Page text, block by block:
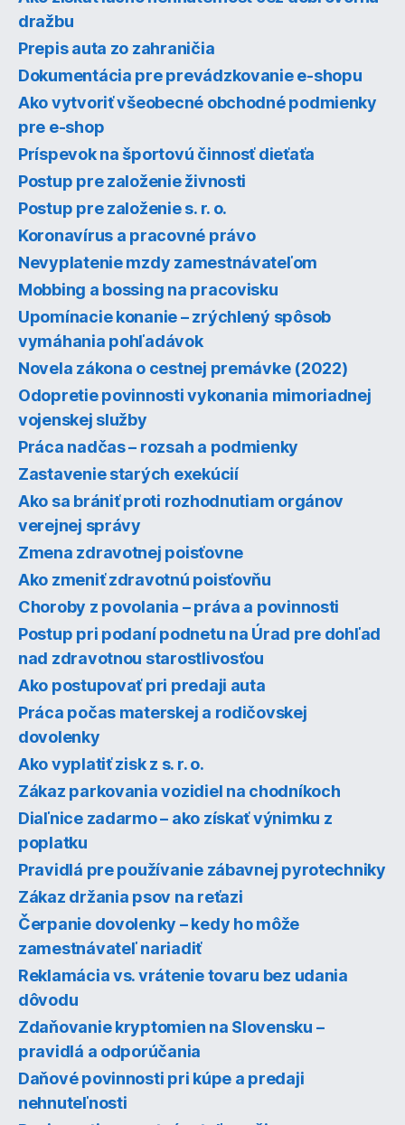
dražbu
Prepis auta zo zahraničia
Dokumentácia pre prevádzkovanie e-shopu
Ako vytvoriť všeobecné obchodné podmienky
pre e-shop
Príspevok na športovú činnosť dieťaťa
Postup pre založenie živnosti
Postup pre založenie s. r. o.
Koronavírus a pracovné právo
Nevyplatenie mzdy zamestnávateľom
Mobbing a bossing na pracovisku
Upomínacie konanie – zrýchlený spôsob
vymáhania pohľadávok
Novela zákona o cestnej premávke (2022)
Odopretie povinnosti vykonania mimoriadnej
vojenskej služby
Práca nadčas – rozsah a podmienky
Zastavenie starých exekúcií
Ako sa brániť proti rozhodnutiam orgánov
verejnej správy
Zmena zdravotnej poisťovne
Ako zmeniť zdravotnú poisťovňu
Choroby z povolania – práva a povinnosti
Postup pri podaní podnetu na Úrad pre dohľad
nad zdravotnou starostlivosťou
Ako postupovať pri predaji auta
Práca počas materskej a rodičovskej
dovolenky
Ako vyplatiť zisk z s. r. o.
Zákaz parkovania vozidiel na chodníkoch
Diaľnice zadarmo – ako získať výnimku z
poplatku
Pravidlá pre používanie zábavnej pyrotechniky
Zákaz držania psov na reťazi
Čerpanie dovolenky – kedy ho môže
zamestnávateľ nariadiť
Reklamácia vs. vrátenie tovaru bez udania
dôvodu
Zdaňovanie kryptomien na Slovensku –
pravidlá a odporúčania
Daňové povinnosti pri kúpe a predaji
nehnuteľnosti